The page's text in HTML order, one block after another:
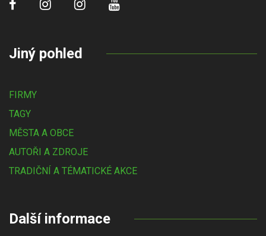
Jiný pohled
FIRMY
TAGY
MĚSTA A OBCE
AUTOŘI A ZDROJE
TRADIČNÍ A TÉMATICKÉ AKCE
Další informace